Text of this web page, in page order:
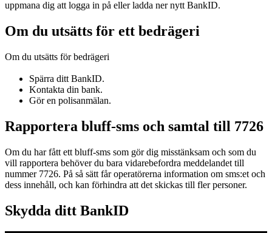
uppmana dig att logga in på eller ladda ner nytt BankID.
Om du utsätts för ett bedrägeri
Om du utsätts för bedrägeri
Spärra ditt BankID.
Kontakta din bank.
Gör en polisanmälan.
Rapportera bluff-sms och samtal till 7726
Om du har fått ett bluff-sms som gör dig misstänksam och som du
vill rapportera behöver du bara vidarebefordra meddelandet till
nummer 7726. På så sätt får operatörerna information om sms:et och
dess innehåll, och kan förhindra att det skickas till fler personer.
Skydda ditt BankID